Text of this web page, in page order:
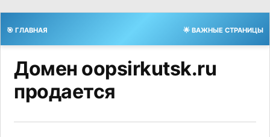
🎯 ГЛАВНАЯ 🌟 ВАЖНЫЕ СТРАНИЦЫ
Домен oopsirkutsk.ru
продается